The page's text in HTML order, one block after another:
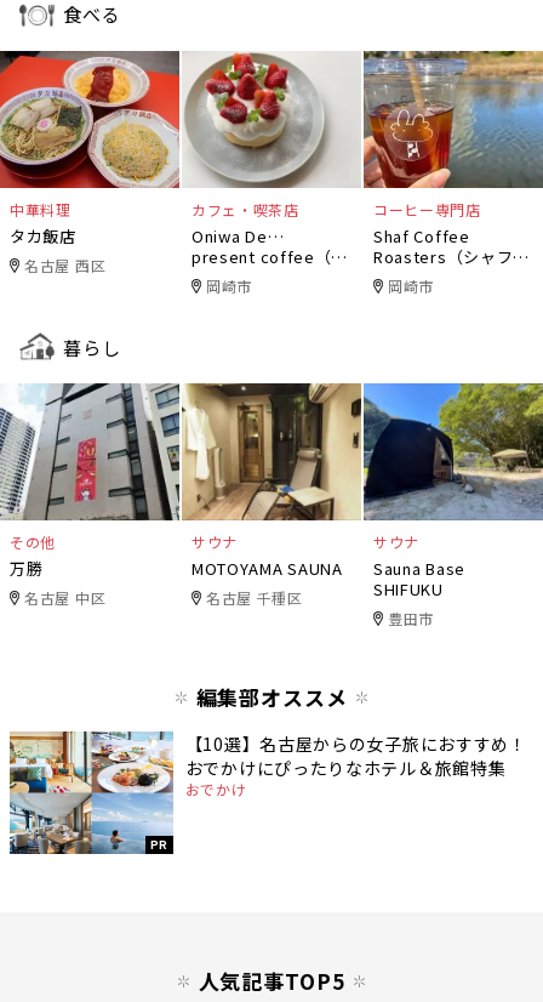
食べる
中華料理
タカ飯店
名古屋 西区
カフェ・喫茶店
Oniwa De…
present coffee（オ
ニワデ）
岡崎市
コーヒー専門店
Shaf Coffee
Roasters（シャフコ
ーヒーロースター
ズ）
岡崎市
暮らし
その他
万勝
名古屋 中区
サウナ
MOTOYAMA SAUNA
名古屋 千種区
サウナ
Sauna Base
SHIFUKU
豊田市
編集部オススメ
PR
【10選】名古屋からの女子旅におすすめ！
おでかけにぴったりなホテル＆旅館特集
おでかけ
人気記事TOP5